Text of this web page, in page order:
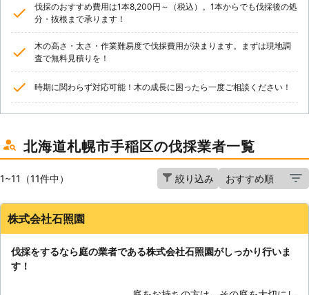
伐採のおすすめ費用は1本8,200円～（税込）。1本からでも伐採後の処
分・抜根まで承ります！
木の高さ・太さ・作業難易度で伐採費用が決まります。まずは現地調
査で無料見積りを！
時期に関わらず対応可能！木の成長に困ったら一度ご相談ください！
北海道札幌市手稲区の伐採業者一覧
1~11（11件中） 絞り込み
株式会社石照園
伐採をするなら庭の業者である株式会社石照園がしっかり行いま
す！